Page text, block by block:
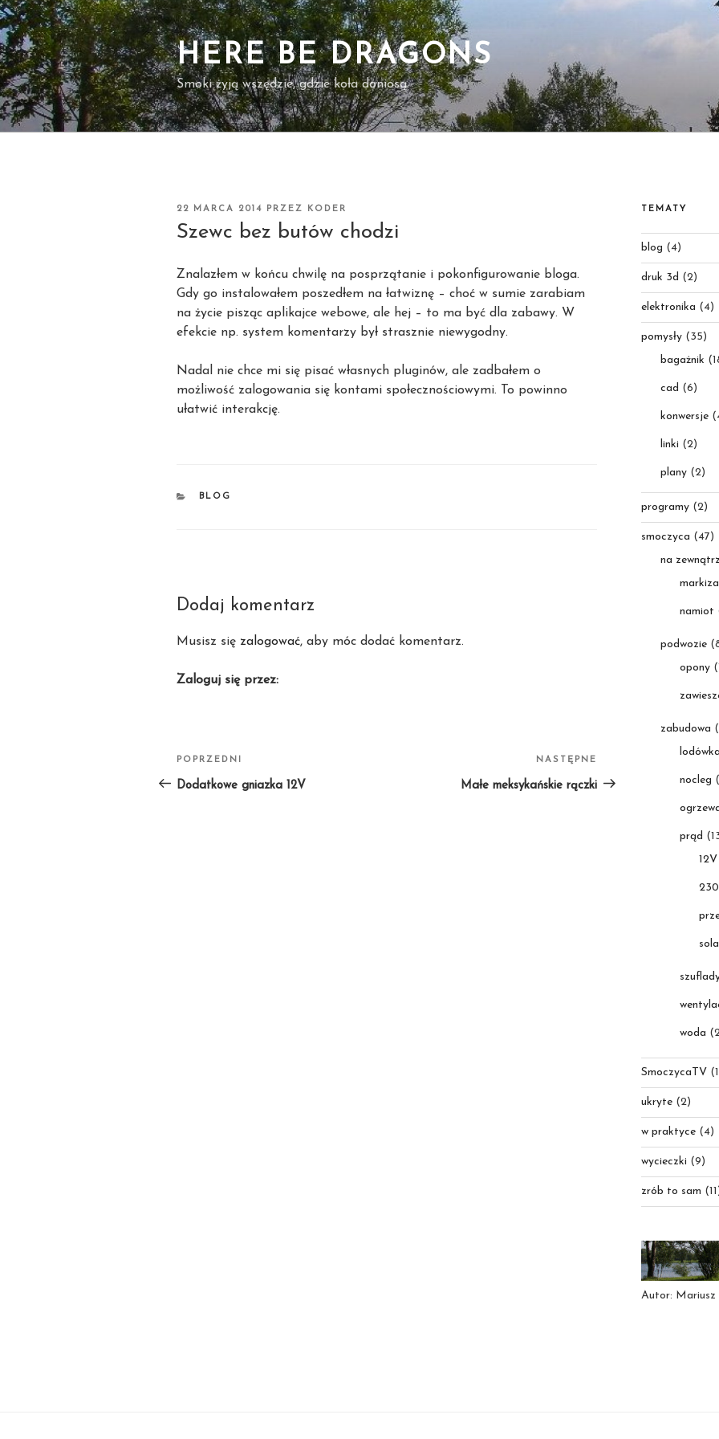
Przejdź
do
treści
HERE BE DRAGONS
Smoki żyją wszędzie, gdzie koła doniosą.
OPUBLIKOWANE
22 MARCA 2014 PRZEZ KODER
Szewc bez butów chodzi
Znalazłem w końcu chwilę na posprzątanie i pokonfigurowanie bloga.
Gdy go instalowałem poszedłem na łatwiznę – choć w sumie zarabiam
na życie pisząc aplikajce webowe, ale hej – to ma być dla zabawy. W
efekcie np. system komentarzy był strasznie niewygodny.
Nadal nie chce mi się pisać własnych pluginów, ale zadbałem o
możliwość zalogowania się kontami społecznościowymi. To powinno
ułatwić interakcję.
KATEGORIE
BLOG
Dodaj komentarz
Musisz się zalogować, aby móc dodać komentarz.
Zaloguj się przez:
Nawigacja
wpisu
Poprzedni
wpis
POPRZEDNI
Dodatkowe gniazka 12V
wpis
NASTĘPNE
Małe meksykańskie rączki
TEMATY
blog (4)
druk 3d (2)
elektronika (4)
pomysły(35)
bagażnik
cad (6)
konwersje
linki (2)
plany(2)
programy(2)
smoczyca (47)
na zewnątrz
markiza
namiot
podwozie
opony
zabudowa
lodówka
nocleg
prąd
12V
woda
SmoczycaTV
ukryte(2)
w praktyce(4)
wycieczki (9)
zrób to sam
Autor: Mariusz